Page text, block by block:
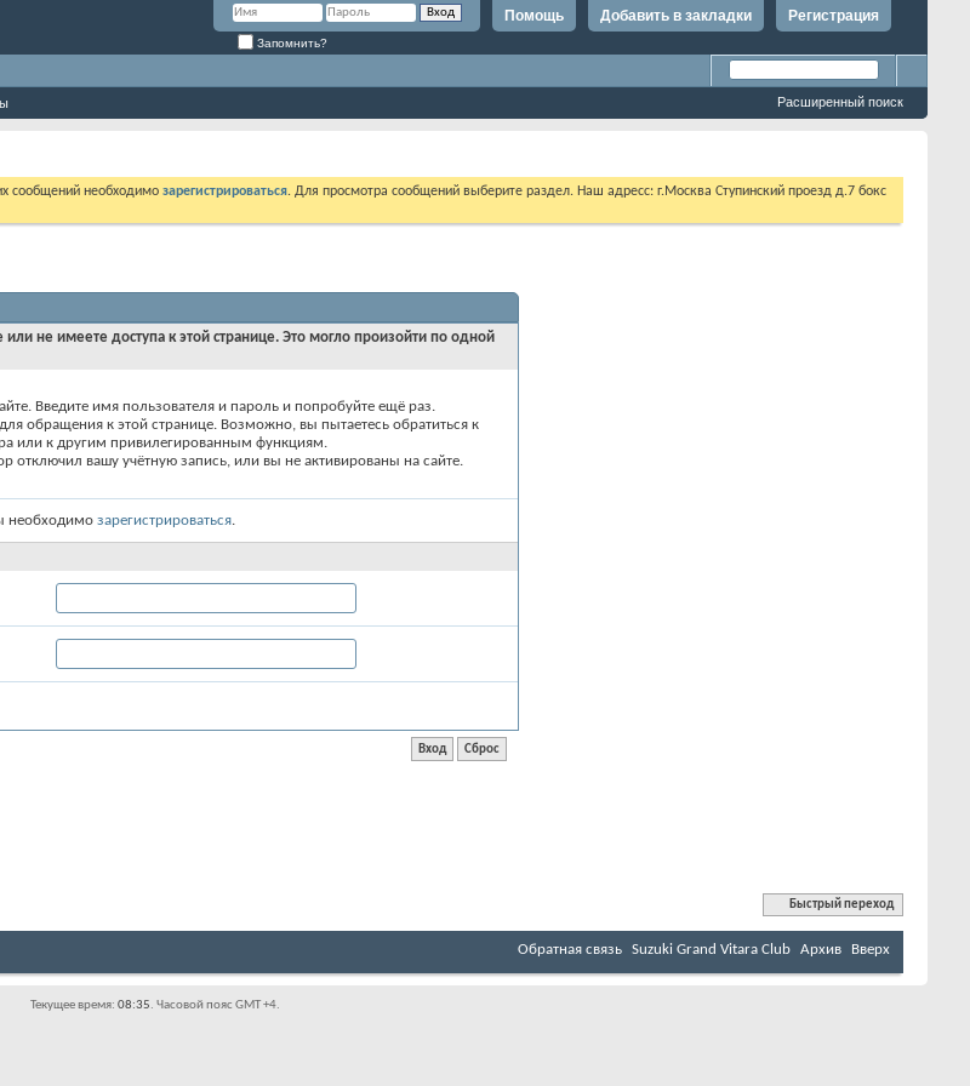
Регистрация
Добавить в закладки
Помощь
Запомнить?
Расширенный поиск
сообщений необходимо зарегистрироваться. Для просмотра сообщений выберите раздел. Наш адресс: г.Москва Ступинский проезд д.7 бокс
или не имеете доступа к этой странице. Это могло произойти по одной
Введите имя пользователя и пароль и попробуйте ещё раз.
обращения к этой странице. Возможно, вы пытаетесь обратиться к
или к другим привилегированным функциям.
отключил вашу учётную запись, или вы не активированы на сайте.
необходимо зарегистрироваться.
Быстрый переход
Обратная связь Suzuki Grand Vitara Club Архив Вверх
Текущее время: 08:35. Часовой пояс GMT +4.